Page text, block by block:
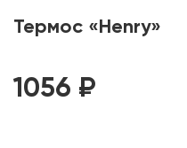
Термос «Henry»
1056 ₽